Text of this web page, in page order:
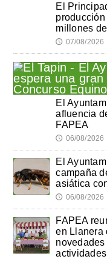
El
millones
🕔 07/08/2026
El
afluencia
FAPEA
🕔 06/08/2026
El
campaña
asiática
🕔 06/08/2026
FAPEA
en Llanera
actividades